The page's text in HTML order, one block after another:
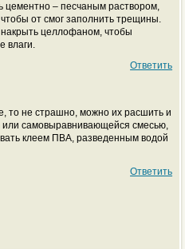
– песчаным раствором,
от смог заполнить трещины.
целлофаном, чтобы
влаги.
Ответить
то не страшно, можно их расшить и
самовыравнивающейся смесью,
клеем ПВА, разведенным водой
Ответить